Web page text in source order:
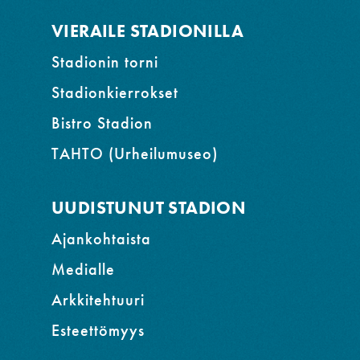
VIERAILE STADIONILLA
Stadionin torni
Stadionkierrokset
Bistro Stadion
TAHTO (Urheilumuseo)
UUDISTUNUT STADION
Ajankohtaista
Medialle
Arkkitehtuuri
Esteettömyys